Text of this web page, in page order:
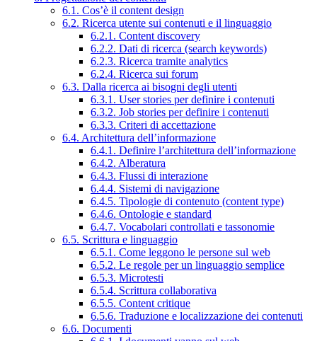
6.1. Cos’è il content design
6.2. Ricerca utente sui contenuti e il linguaggio
6.2.1. Content discovery
6.2.2. Dati di ricerca (search keywords)
6.2.3. Ricerca tramite analytics
6.2.4. Ricerca sui forum
6.3. Dalla ricerca ai bisogni degli utenti
6.3.1. User stories per definire i contenuti
6.3.2. Job stories per definire i contenuti
6.3.3. Criteri di accettazione
6.4. Architettura dell’informazione
6.4.1. Definire l’architettura dell’informazione
6.4.2. Alberatura
6.4.3. Flussi di interazione
6.4.4. Sistemi di navigazione
6.4.5. Tipologie di contenuto (content type)
6.4.6. Ontologie e standard
6.4.7. Vocabolari controllati e tassonomie
6.5. Scrittura e linguaggio
6.5.1. Come leggono le persone sul web
6.5.2. Le regole per un linguaggio semplice
6.5.3. Microtesti
6.5.4. Scrittura collaborativa
6.5.5. Content critique
6.5.6. Traduzione e localizzazione dei contenuti
6.6. Documenti